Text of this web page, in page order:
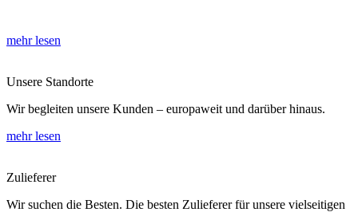
mehr lesen
Unsere Standorte
Wir begleiten unsere Kunden – europaweit und darüber hinaus.
mehr lesen
Zulieferer
Wir suchen die Besten. Die besten Zulieferer für unsere vielseitigen